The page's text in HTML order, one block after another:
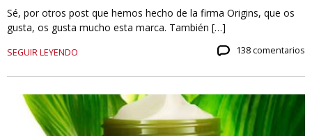
Sé, por otros post que hemos hecho de la firma Origins, que os
gusta, os gusta mucho esta marca. También […]
SEGUIR LEYENDO 138 comentarios